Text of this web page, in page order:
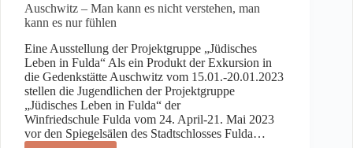
Auschwitz – Man kann es nicht verstehen, man
kann es nur fühlen
Eine Ausstellung der Projektgruppe „Jüdisches
Leben in Fulda“ Als ein Produkt der Exkursion in
die Gedenkstätte Auschwitz vom 15.01.-20.01.2023
stellen die Jugendlichen der Projektgruppe
„Jüdisches Leben in Fulda“ der
Winfriedschule Fulda vom 24. April-21. Mai 2023
vor den Spiegelsälen des Stadtschlosses Fulda…